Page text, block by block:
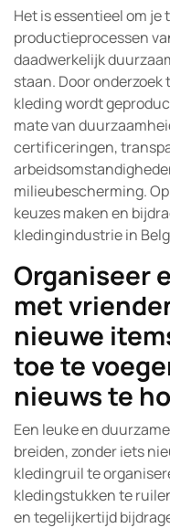
Het is essentieel om je
productieprocessen
daadwerkelijk
staan. Door onderzoek
kleding wordt
mate van
certificeringen,
milieubescherming.
keuzes maken en
kledingindustrie in
Organiseer
met
nieuwe
toe te
nieuws te
Een leuke en
breiden, zonder iets
kledingruil te
kledingstukken te
en tegelijkertijd